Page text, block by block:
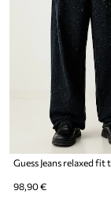
98,90 €